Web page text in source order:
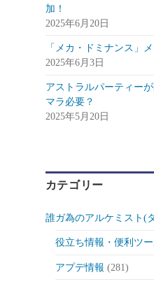
加！
2025年6月20日
「メカ・ドミナンス」
2025年6月3日
アストラルパーティー
マラ必要？
2025年5月20日
カテゴリー
誰ガ為のアルケミスト(
役立ち情報・便利ツ
アプデ情報 (281)